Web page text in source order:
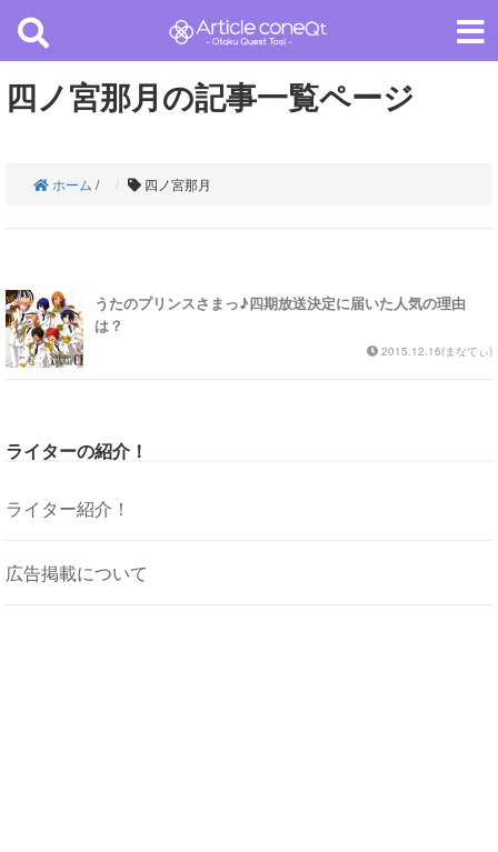
四ノ宮那月の記事一覧ページ
ホーム / 四ノ宮那月
うたのプリンスさまっ♪四期放送決定に届いた人気の理由
は？
2015.12.16(まなてぃ)
ライターの紹介！
ライター紹介！
広告掲載について